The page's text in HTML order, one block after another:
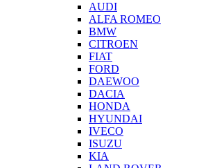
AUDI
ALFA ROMEO
BMW
CITROEN
FIAT
FORD
DAEWOO
DACIA
HONDA
HYUNDAI
IVECO
ISUZU
KIA